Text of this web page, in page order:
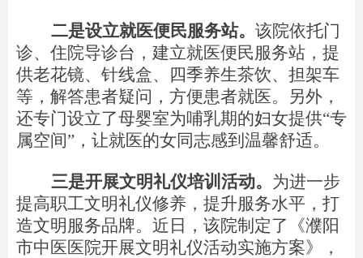
二是设立就医便民服务站。 该院依托门
诊、住院导诊台，建立就医便民服务站，提
供老花镜、针线盒、四季养生茶饮、担架车
等，解答患者疑问，方便患者就医。另外，
还专门设立了母婴室为哺乳期的妇女提供“专
属空间” ，让就医的女同志感到温馨舒适。
三是开展文明礼仪培训活动。 为进一步
提高职工文明礼仪修养，提升服务水平，打
造文明服务品牌。近日，该院制定了《濮阳
市中医医院开展文明礼仪活动实施方案》，